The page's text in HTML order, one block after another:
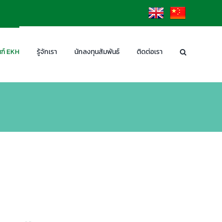
EN CN
EKH รู้จักเรา นักลงทุนสัมพันธ์ ติดต่อเรา